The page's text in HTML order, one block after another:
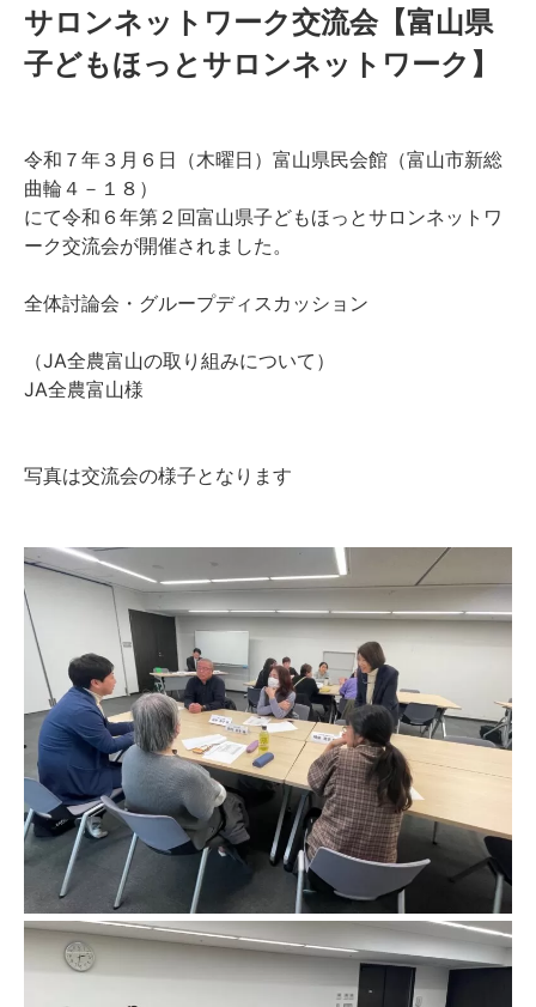
サロンネットワーク交流会【富山県
子どもほっとサロンネットワーク】
令和７年３月６日（木曜日）富山県民会館（富山市新総
曲輪４－１８）
にて令和６年第２回富山県子どもほっとサロンネットワ
ーク交流会が開催されました。
全体討論会・グループディスカッション
（JA全農富山の取り組みについて）
JA全農富山様
写真は交流会の様子となります